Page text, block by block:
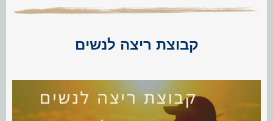
קבוצת ריצה לנשים